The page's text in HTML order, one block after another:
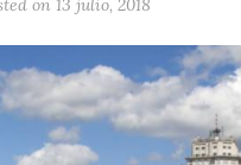
on 13 julio, 2018